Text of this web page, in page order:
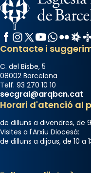
Facebook
Instagram
X / Twitter
YouTube
WhatsApp
Flickr
Contacte i
C. del Bisbe, 5
08002 Barcelona
Telf. 93 270 10 10
secgral@arqbcn.cat
Horari d'atenció al
de dilluns a divendres, de
Visites a l'Arxiu Diocesà:
de dilluns a dijous, de 10 a